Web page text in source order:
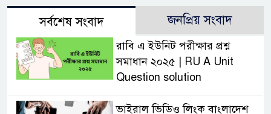
সর্বশেষ সংবাদ জনপ্রিয় সংবাদ
রাবি এ ইউনিট পরীক্ষার প্রশ্ন
সমাধান ২০২৫ | RU A Unit
Question solution
ভাইরাল ভিডিও লিংক বাংলাদেশ